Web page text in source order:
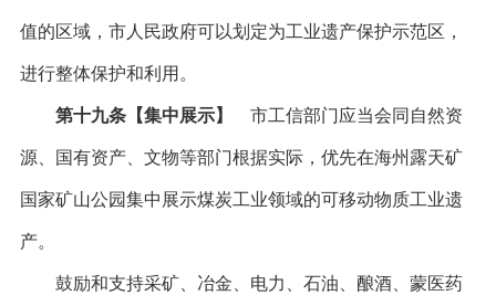
值的区域，市人民政府可以划定为工业遗产保护示范区，
进行整体保护和利用。
第十九条【集中展示】 市工信部门应当会同自然资
源、国有资产、文物等部门根据实际，优先在海州露天矿
国家矿山公园集中展示煤炭工业领域的可移动物质工业遗
产。
鼓励和支持采矿、冶金、电力、石油、酿酒、蒙医药